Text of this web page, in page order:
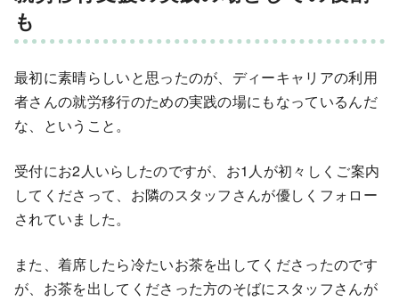
も
最初に素晴らしいと思ったのが、ディーキャリアの利用
者さんの就労移行のための実践の場にもなっているんだ
な、ということ。
受付にお2人いらしたのですが、お1人が初々しくご案内
してくださって、お隣のスタッフさんが優しくフォロー
されていました。
また、着席したら冷たいお茶を出してくださったのです
が、お茶を出してくださった方のそばにスタッフさんが